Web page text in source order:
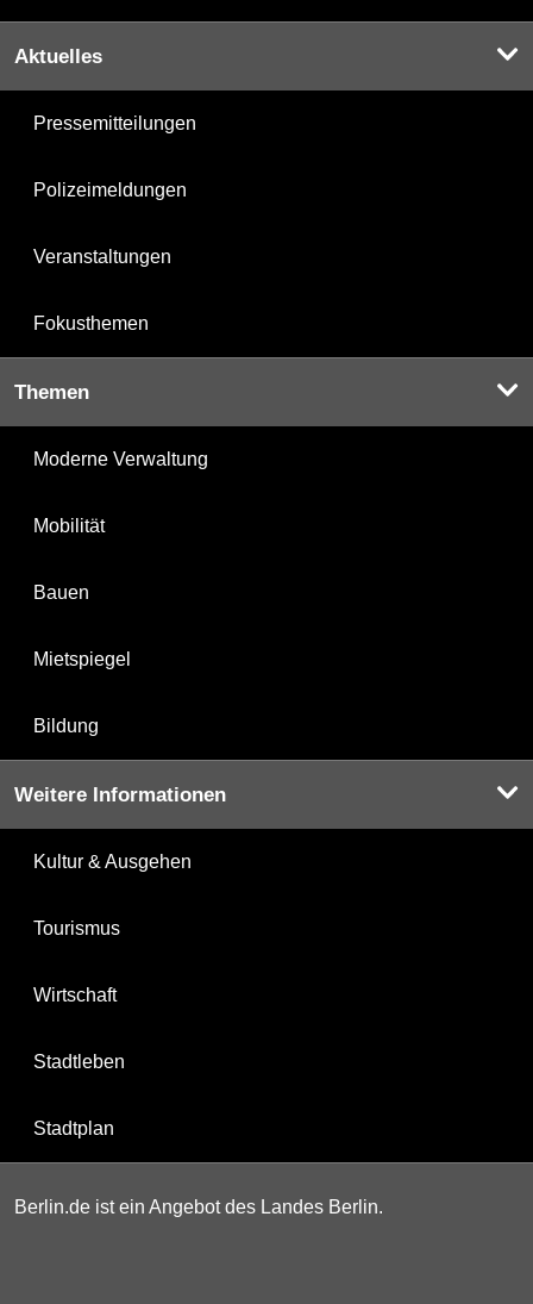
Aktuelles
Pressemitteilungen
Polizeimeldungen
Veranstaltungen
Fokusthemen
Themen
Moderne Verwaltung
Mobilität
Bauen
Mietspiegel
Bildung
Weitere Informationen
Kultur & Ausgehen
Tourismus
Wirtschaft
Stadtleben
Stadtplan
Berlin.de ist ein Angebot des Landes Berlin.